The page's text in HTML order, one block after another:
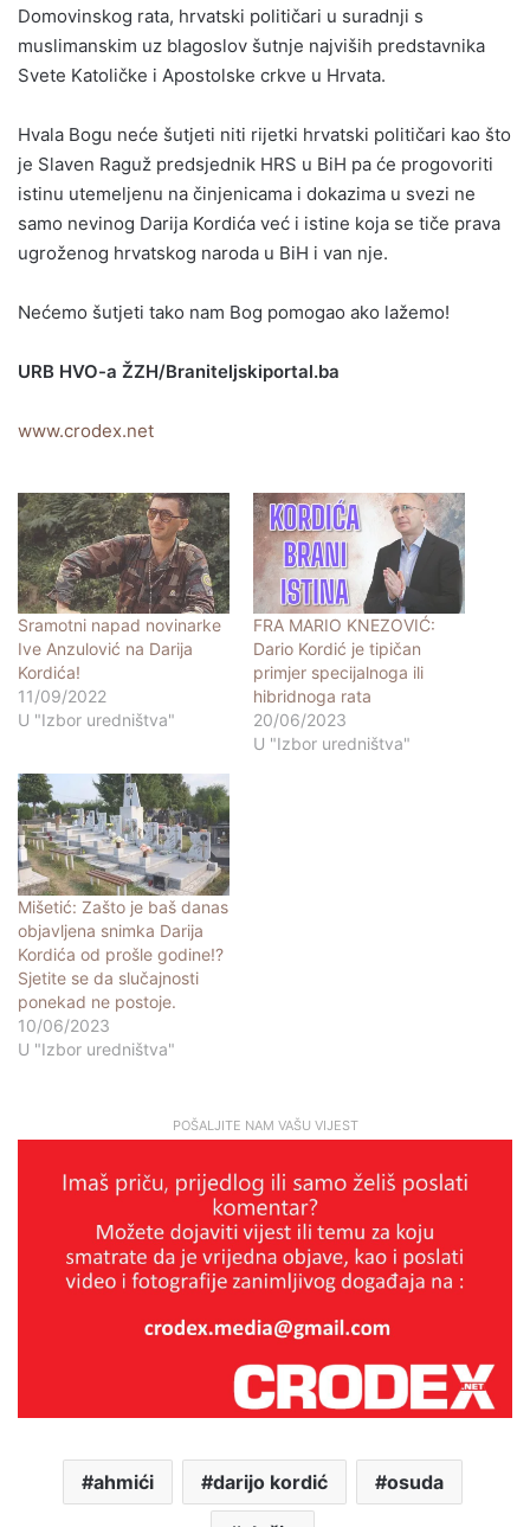
Domovinskog rata, hrvatski političari u suradnji s
muslimanskim uz blagoslov šutnje najviših predstavnika
Svete Katoličke i Apostolske crkve u Hrvata.
Hvala Bogu neće šutjeti niti rijetki hrvatski političari kao što
je Slaven Raguž predsjednik HRS u BiH pa će progovoriti
istinu utemeljenu na činjenicama i dokazima u svezi ne
samo nevinog Darija Kordića već i istine koja se tiče prava
ugroženog hrvatskog naroda u BiH i van nje.
Nećemo šutjeti tako nam Bog pomogao ako lažemo!
URB HVO-a ŽZH/Braniteljskiportal.ba
www.crodex.net
Sramotni napad novinarke
Ive Anzulović na Darija
Kordića!
11/09/2022
U "Izbor uredništva"
FRA MARIO KNEZOVIĆ:
Dario Kordić je tipičan
primjer specijalnoga ili
hibridnoga rata
20/06/2023
U "Izbor uredništva"
Mišetić: Zašto je baš danas
objavljena snimka Darija
Kordića od prošle godine!?
Sjetite se da slučajnosti
ponekad ne postoje.
10/06/2023
U "Izbor uredništva"
POŠALJITE NAM VAŠU VIJEST
ahmići darijo kordić osuda